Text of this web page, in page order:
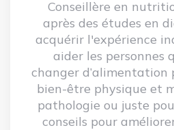
Conseillère en
après des études en
acquérir l'expérience
aider les personnes
changer d’alimentation
bien-être physique et
pathologie ou juste
conseils pour